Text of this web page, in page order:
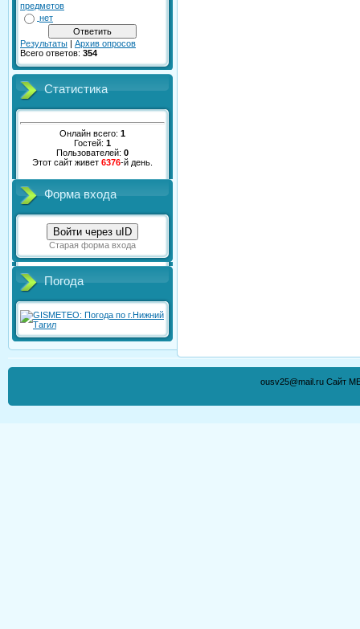
предметов
нет
Результаты | Архив опросов
Всего ответов: 354
Статистика
Онлайн всего: 1
Гостей: 1
Пользователей: 0
Этот сайт живет 6376-й день.
Форма входа
Войти через uID
Старая форма входа
Погода
ousv25@mail.ru Сайт